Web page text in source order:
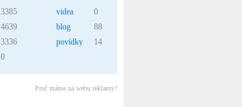
3385
4639
3336
0
videa
0
blog
88
povídky
14
Proč máme na webu reklamy?